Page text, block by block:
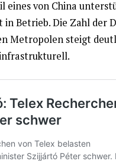
eines von China
in Betrieb. Die Zahl der
Metropolen steigt